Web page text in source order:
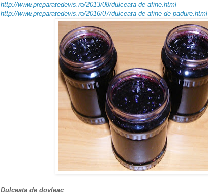
http://www.preparatedevis.ro/2013/08/dulceata-de-afine.html
http://www.preparatedevis.ro/2016/07/dulceata-de-afine-de-padure.html
Dulceata de dovleac